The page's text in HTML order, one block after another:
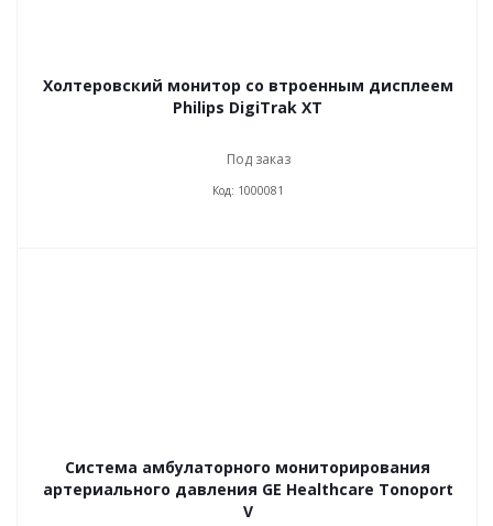
Холтеровский монитор со втроенным дисплеем
Philips DigiTrak XT
Под заказ
Код: 1000081
Система амбулаторного мониторирования
артериального давления GE Healthcare Tonoport
V